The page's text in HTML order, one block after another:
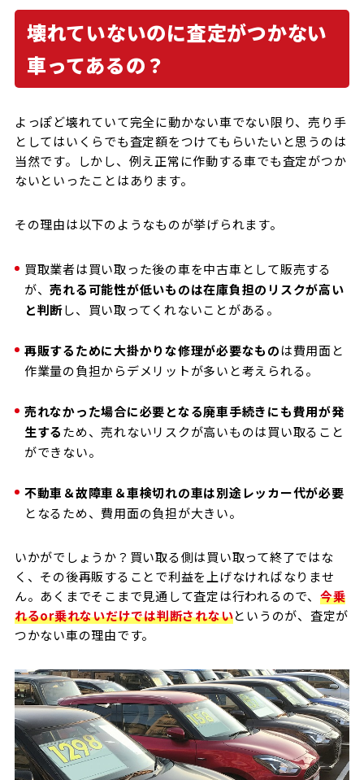
壊れていないのに査定がつかない
車ってあるの？
よっぽど壊れていて完全に動かない車でない限り、売り手
としてはいくらでも査定額をつけてもらいたいと思うのは
当然です。しかし、例え正常に作動する車でも査定がつか
ないといったことはあります。
その理由は以下のようなものが挙げられます。
買取業者は買い取った後の車を中古車として販売する
が、売れる可能性が低いものは在庫負担のリスクが高い
と判断し、買い取ってくれないことがある。
再販するために大掛かりな修理が必要なものは費用面と
作業量の負担からデメリットが多いと考えられる。
売れなかった場合に必要となる廃車手続きにも費用が発
生するため、売れないリスクが高いものは買い取ること
ができない。
不動車＆故障車＆車検切れの車は別途レッカー代が必要
となるため、費用面の負担が大きい。
いかがでしょうか？買い取る側は買い取って終了ではな
く、その後再販することで利益を上げなければなりませ
ん。あくまでそこまで見通して査定は行われるので、 今乗
れるor乗れないだけでは判断されないというのが、査定が
つかない車の理由です。